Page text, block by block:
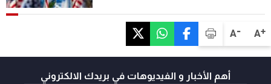
A+
A-
أهم الأخبار و الفيديوهات في بريدك الالكتروني